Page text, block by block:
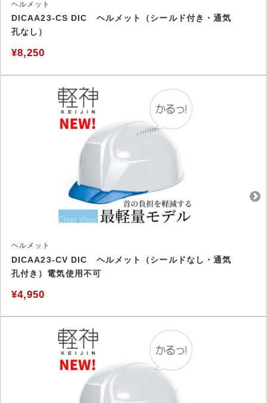
ヘルメット
DICAA23-CS DIC ヘルメット（シールド付き・通気
孔なし）
¥8,250
ヘルメット
DICAA23-CV DIC ヘルメット（シールドなし・通気
孔付き）電気使用不可
¥4,950